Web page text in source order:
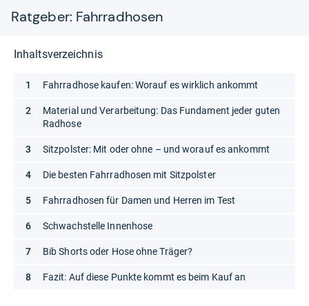
Ratgeber: Fahrradhosen
Inhaltsverzeichnis
Fahrradhose kaufen: Worauf es wirklich ankommt
Material und Verarbeitung: Das Fundament jeder guten
Radhose
Sitzpolster: Mit oder ohne – und worauf es ankommt
Die besten Fahrradhosen mit Sitzpolster
Fahrradhosen für Damen und Herren im Test
Schwachstelle Innenhose
Bib Shorts oder Hose ohne Träger?
Fazit: Auf diese Punkte kommt es beim Kauf an